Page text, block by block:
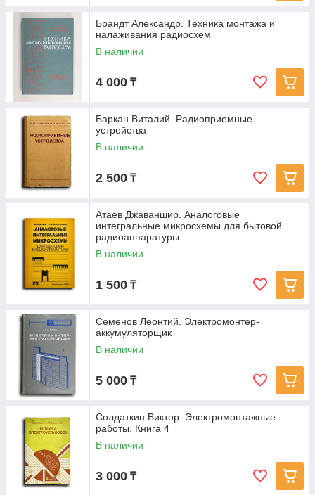
Брандт Александр. Техника монтажа и
налаживания радиосхем
В наличии
4 000 ₸
Баркан Виталий. Радиоприемные
устройства
В наличии
2 500 ₸
Атаев Джаваншир. Аналоговые
интегральные микросхемы для бытовой
радиоаппаратуры
В наличии
1 500 ₸
Семенов Леонтий. Электромонтер-
аккумуляторщик
В наличии
5 000 ₸
Солдаткин Виктор. Электромонтажные
работы. Книга 4
В наличии
3 000 ₸